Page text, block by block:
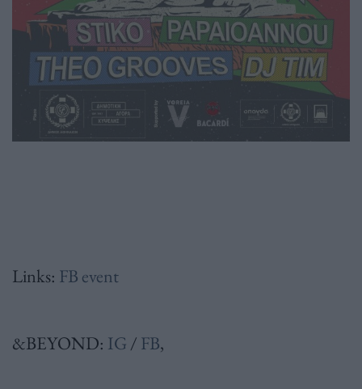
Links: FB event
&BEYOND: IG / FB,